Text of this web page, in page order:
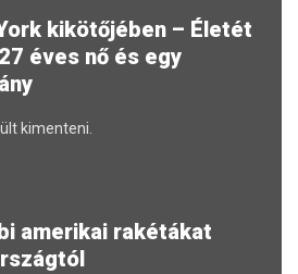
kikötőjében – Életét
éves nő és egy
kimenteni.
amerikai rakétákat